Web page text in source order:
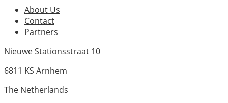
About Us
Contact
Partners
Nieuwe Stationsstraat 10
6811 KS Arnhem
The Netherlands